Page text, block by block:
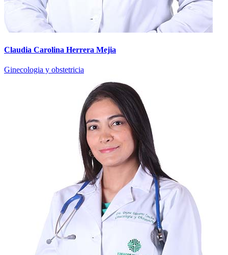
Claudia Carolina Herrera Mejia
Ginecologia y obstetricia